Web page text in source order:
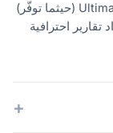
موسّعة وفئات فرعية مملوءة مسبقًا. ويضيف Ultimate (حيثما توفّر)
تقارير احترافية